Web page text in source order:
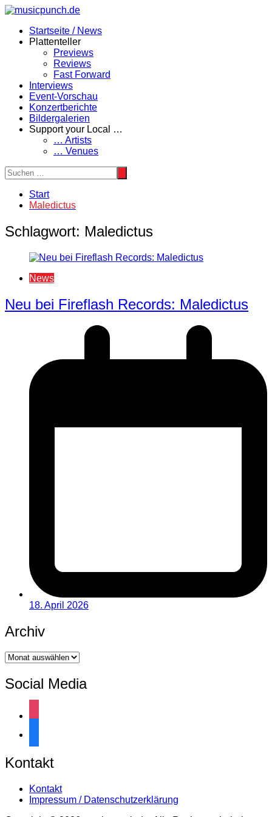
Zum
springenStartseite / News
Plattenteller
Previews
Reviews
Fast Forward
Interviews
Event-Vorschau
Konzertberichte
Bildergalerien
Support your Local …
… Artists
… Venues
Start
Maledictus
Schlagwort: Maledictus
News
Neu bei Fireflash Records: Maledictus
18. April 2026
Archiv
Archiv
Social Media
Kontakt
Kontakt
Impressum / Datenschutzerklärung